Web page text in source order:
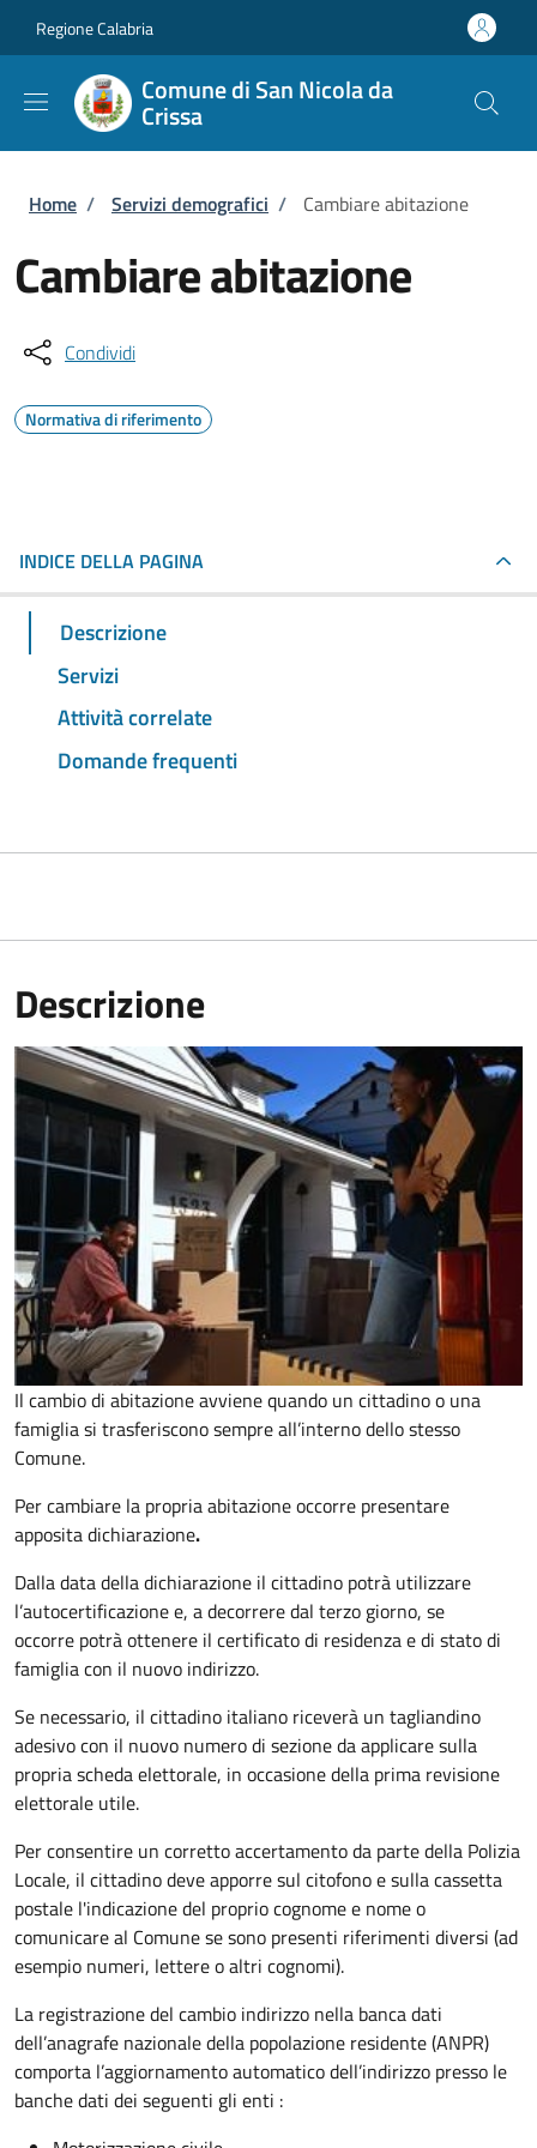
Regione Calabria
Comune di San Nicola da
Crissa
Briciole di pane
Home / Servizi demografici / Cambiare abitazione
Cambiare abitazione
Condividi
Normativa di riferimento
INDICE DELLA PAGINA
Descrizione
Servizi
Attività correlate
Domande frequenti
Descrizione
Il cambio di abitazione avviene quando un cittadino o una
famiglia si trasferiscono sempre all’interno dello stesso
Comune.
Per cambiare la propria abitazione occorre presentare
appositadichiarazione.
Dalla data della dichiarazione il cittadino potrà utilizzare
l’autocertificazione e, a decorrere dal terzo giorno, se
occorre potrà ottenere il certificato di residenza e di stato di
famiglia con il nuovo indirizzo.
Se necessario, il cittadino italiano riceverà un tagliandino
adesivo con il nuovo numero di sezione da applicare sulla
propria scheda elettorale, in occasione della prima revisione
elettorale utile.
Per consentire un corretto accertamento da parte della Polizia
Locale, il cittadino deve apporre sul citofono e sulla cassetta
postale l'indicazione del proprio cognome e nome o
comunicare al Comune se sono presenti riferimenti diversi (ad
esempio numeri, lettere o altri cognomi).
La registrazione del cambio indirizzo nella banca dati
dell’anagrafe nazionale della popolazione residente (ANPR)
comporta l’aggiornamento automatico dell’indirizzo presso le
banche dati dei seguenti gli enti :